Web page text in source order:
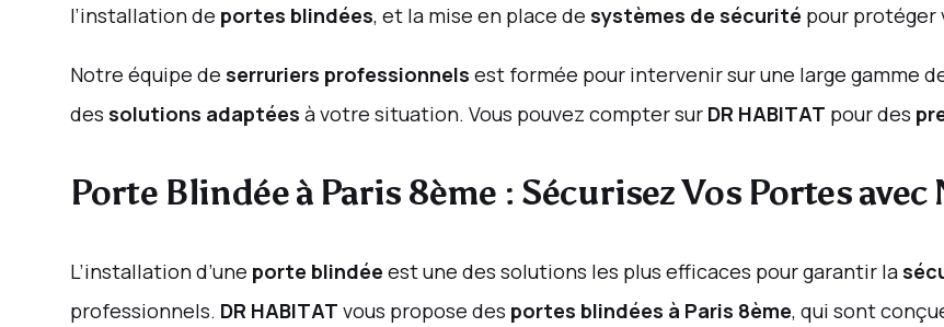
l’installation de portes blindées, et la mise en place de systèmes de sécurité pour protéger
Notre équipe de serruriers professionnels est formée pour intervenir sur une large gamme
des solutions adaptées à votre situation. Vous pouvez compter sur DR HABITAT pour des
Porte Blindée à Paris 8ème : Sécurisez Vos Portes avec
L’installation d’une porte blindée est une des solutions les plus efficaces pour garantir la
professionnels. DR HABITAT vous propose des portes blindées à Paris 8ème, qui sont